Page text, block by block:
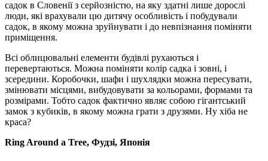
садок в Словенії з серйозністю, на яку здатні лише дорослі
люди, які врахували цю дитячу особливість і побудували
садок, в якому можна зруйнувати і до невпізнання поміняти
приміщення.
Всі облицювальні елементи будівлі рухаються і
перевертаються. Можна поміняти колір садка і зовні, і
зсередини. Коробочки, шафи і шухлядки можна пересувати,
змінювати місцями, вибудовувати за кольорами, формами та
розмірами. Тобто садок фактично являє собою гігантський
замок з кубиків, в якому можна грати з друзями. Ну хіба не
краса?
Ring Around a Tree, Фудзі, Японія